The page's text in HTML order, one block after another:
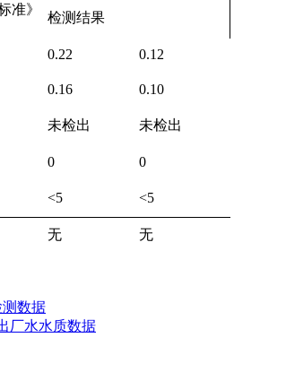
准》
检测结果
0.22 0.12
0.16 0.10
未检出 未检出
0 0
<5 <5
无 无
测数据
厂水水质数据